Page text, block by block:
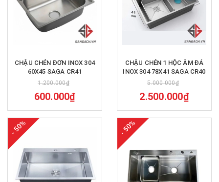
CHẬU CHÉN ĐƠN INOX 304
60X45 SAGA CR41
1.200.000₫
600.000₫
CHẬU CHÉN 1 HỘC ÂM ĐÁ
INOX 304 78X41 SAGA CR40
5.000.000₫
2.500.000₫
- 50% - 50%